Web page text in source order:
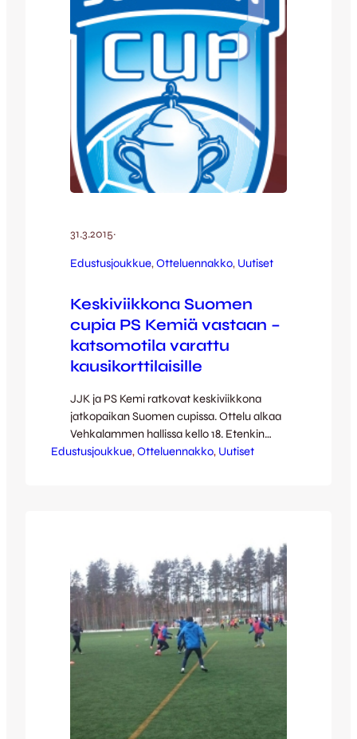
31.3.2015·
Edustusjoukkue, Otteluennakko, Uutiset
Keskiviikkona Suomen
cupia PS Kemiä vastaan –
katsomotila varattu
kausikorttilaisille
JJK ja PS Kemi ratkovat keskiviikkona
jatkopaikan Suomen cupissa. Ottelu alkaa
Vehkalammen hallissa kello 18. Etenkin
virallisissa otteluissa Vehkalammen hallin
varattu kausikorttilaisille. Kenttävuoroista
johtuen ovet aukeavat kello 17:30 eli puoli
tuntia…
Edustusjoukkue, Otteluennakko, Uutiset